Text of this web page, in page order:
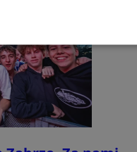
Niesklasyfikowane